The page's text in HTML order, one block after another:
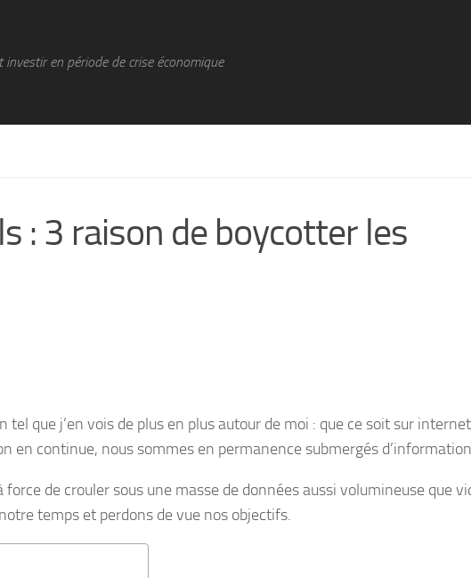
investir en période de crise économique
: 3 raison de boycotter les
tel que j’en vois de plus en plus autour de moi : que ce soit sur
en continue, nous sommes en permanence submergés
de crouler sous une masse de données aussi volumineuse que
temps et perdons de vue nos objectifs.